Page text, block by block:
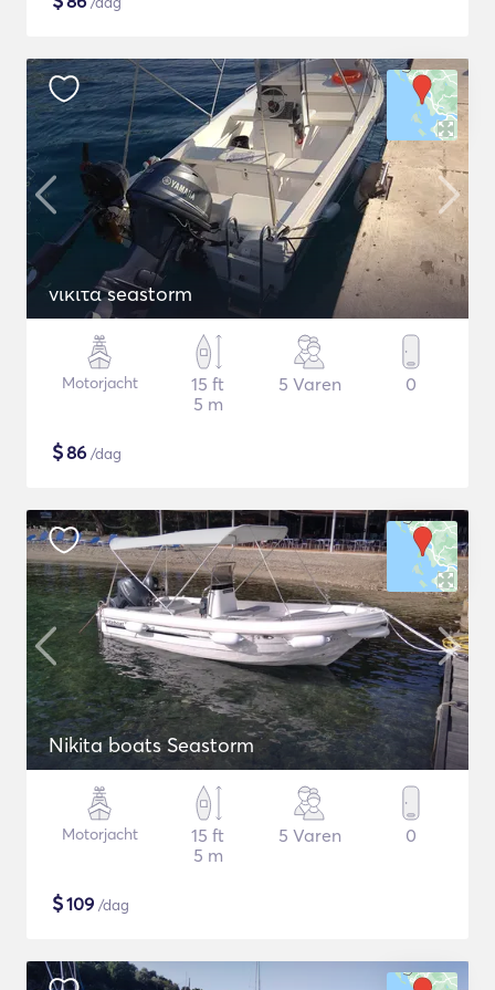
νικιτα seastorm
Motorjacht
15 ft
5 m
5 Varen 0
$86 /dag
Nikita boats Seastorm
Motorjacht
15 ft
5 m
5 Varen 0
$109 /dag